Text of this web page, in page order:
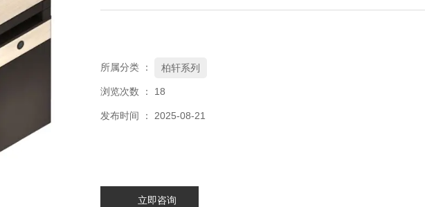
所属分类 ： 柏轩系列
浏览次数 ： 18
发布时间 ： 2025-08-21
立即咨询